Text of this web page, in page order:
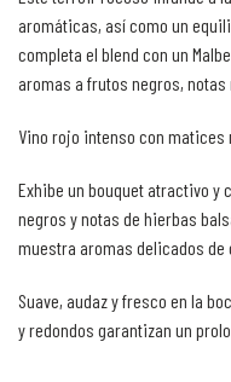
aromáticas, así como un
completa el blend con un
aromas a frutos negros,
Vino rojo intenso con matices
Exhibe un bouquet atractivo y
negros y notas de hierbas
muestra aromas delicados de
Suave, audaz y fresco en la
y redondos garantizan un